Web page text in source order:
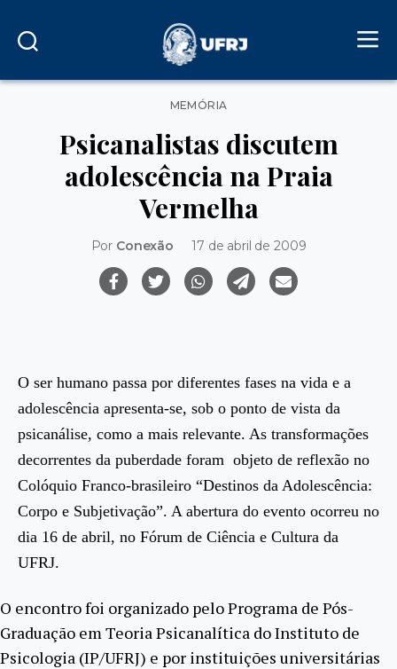
Categorias
MEMÓRIA
Psicanalistas discutem
adolescência na Praia
Vermelha
Por Conexão 17 de abril de 2009
O ser humano passa por diferentes fases na vida e a
adolescência apresenta-se, sob o ponto de vista da
psicanálise, como a mais relevante. As transformações
decorrentes da puberdade foram objeto de reflexão no
Colóquio Franco-brasileiro “Destinos da Adolescência:
Corpo e Subjetivação”. A abertura do evento ocorreu no
dia 16 de abril, no Fórum de Ciência e Cultura da
UFRJ.
O encontro foi organizado pelo Programa de Pós-
Graduação em Teoria Psicanalítica do Instituto de
Psicologia (IP/UFRJ) e por instituições universitárias